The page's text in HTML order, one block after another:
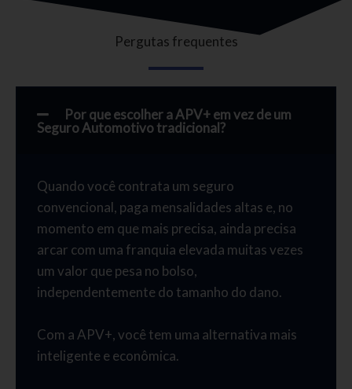
Pergutas frequentes
Por que escolher a APV+ em vez de um
Seguro Automotivo tradicional?
Quando você contrata um seguro
convencional, paga mensalidades altas e, no
momento em que mais precisa, ainda precisa
arcar com uma franquia elevada muitas vezes
um valor que pesa no bolso,
independentemente do tamanho do dano.
Com a APV+, você tem uma alternativa mais
inteligente e econômica.